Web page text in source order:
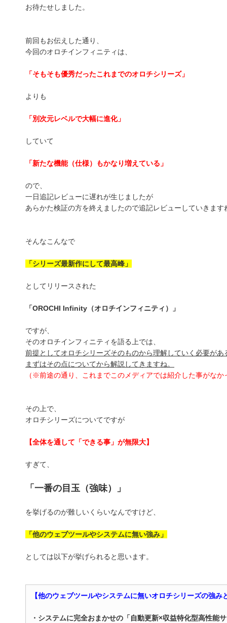
お待たせしました。
前回もお伝えした通り、
今回のオロチインフィニティは、
「そもそも優秀だったこれまでのオロチシリーズ」
よりも
「別次元レベルで大幅に進化」
していて
「新たな機能（仕様）もかなり増えている」
ので、
一日追記レビューに遅れが生じましたが
あらかた検証の方を終えましたので追記レビューしていきます
そんなこんなで
「シリーズ最新作にして最高峰」
としてリリースされた
「OROCHI Infinity（オロチインフィニティ）」
ですが、
そのオロチインフィニティを語る上では、
前提としてオロチシリーズそのものから理解していく必要があ
まずはその点についてから解説してきますね。
（※前途の通り、これまでこのメディアでは紹介した事がなか
その上で、
オロチシリーズについてですが
【全体を通して「できる事」が無限大】
すぎて、
「一番の目玉（強味）」
を挙げるのが難しいくらいなんですけど、
「他のウェブツールやシステムに無い強み」
としては以下が挙げられると思います。
【他のウェブツールやシステムに無いオロチシリーズの強み
・システムに完全おまかせの「自動更新×収益特化型高性能